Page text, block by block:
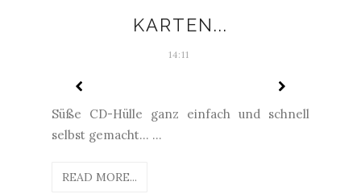
KARTEN...
14:11
Süße CD-Hülle ganz einfach und schnell
selbst gemacht... ...
READ MORE...